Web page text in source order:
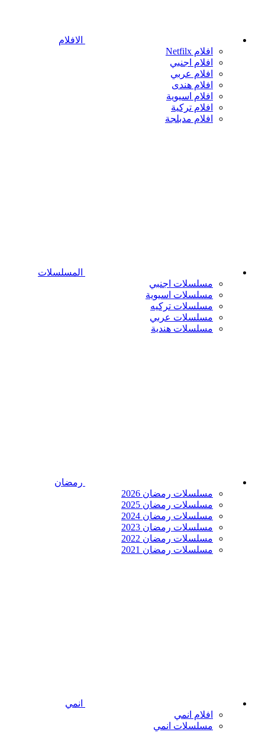
الافلام
افلام Netfilx
افلام اجنبي
افلام عربي
افلام هندى
افلام اسيوية
افلام تركية
افلام مدبلجة
المسلسلات
مسلسلات اجنبي
مسلسلات اسيوية
مسلسلات تركيه
مسلسلات عربي
مسلسلات هندية
رمضان
مسلسلات رمضان 2026
مسلسلات رمضان 2025
مسلسلات رمضان 2024
مسلسلات رمضان 2023
مسلسلات رمضان 2022
مسلسلات رمضان 2021
انمي
افلام انمي
مسلسلات انمي